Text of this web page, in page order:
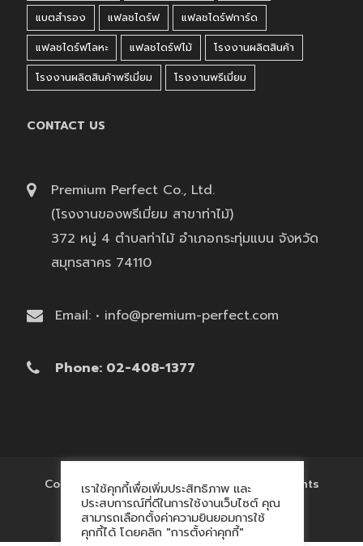
แบตสำรอง
แฟลชไดร์ฟ
แฟลชไดร์ฟการ์ด
แฟลชไดร์ฟโลหะ
แฟลชไดร์ฟไม้
โรงงานผลิตสินค้า
โรงงานผลิตสินค้าพรีเมี่ยม
โรงงานพรีเมี่ยม
CONTACT US
Premium Perfect Co., Ltd.
(โรงงานของพรีเมี่ยม สาขาท่าไม้)
372 หมู่ 4 ตำบลท่าไม้ อำเภอกระทุ่มแบน จังหวัด
สมุทรสาคร 74110
Email: • info@premium-perfect.com
Phone: 02-408-1377
Copyright © 2017 'โรงงานของพรีเมี่ยม' All Rights
Reserved.
เราใช้คุกกี้เพื่อเพิ่มประสิทธิภาพ และ
ประสบการณ์ที่ดีในการใช้งานเว็บไซต์ คุณ
สามารถเลือกตั้งค่าความยินยอมการใช้
คุกกี้ได้ โดยคลิก "การตั้งค่าคุกกี้"